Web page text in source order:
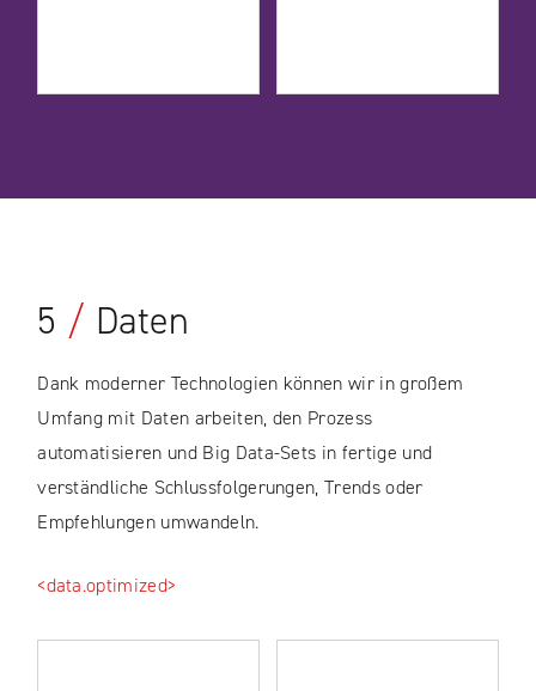
5 / Daten
Dank moderner Technologien können wir in großem
Umfang mit Daten arbeiten, den Prozess
automatisieren und Big Data-Sets in fertige und
verständliche Schlussfolgerungen, Trends oder
Empfehlungen umwandeln.
<data.optimized>